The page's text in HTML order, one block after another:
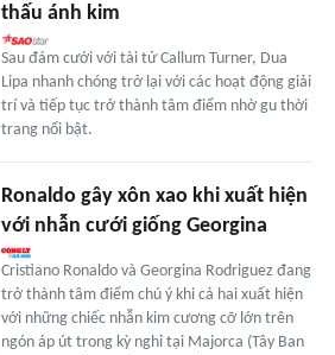
thấu ánh kim
Sau đám cưới với tài tử Callum Turner, Dua
Lipa nhanh chóng trở lại với các hoạt động giải
trí và tiếp tục trở thành tâm điểm nhờ gu thời
trang nổi bật.
Ronaldo gây xôn xao khi xuất hiện
với nhẫn cưới giống Georgina
Cristiano Ronaldo và Georgina Rodriguez đang
trở thành tâm điểm chú ý khi cả hai xuất hiện
với những chiếc nhẫn kim cương cỡ lớn trên
ngón áp út trong kỳ nghỉ tại Majorca (Tây Ban